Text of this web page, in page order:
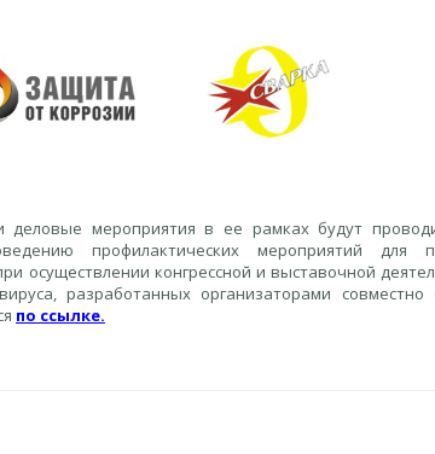
деловые мероприятия в ее рамках будут
профилактических мероприятий для
осуществлении конгрессной и выставочной
разработанных организаторами
по ссылке.